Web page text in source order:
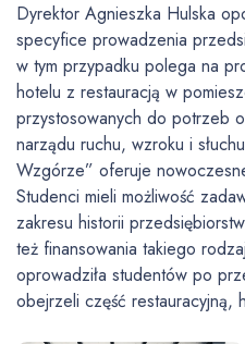
Dyrektor Agnieszka Hulska
specyfice prowadzenia
w tym przypadku polega na
hotelu z restauracją w
przystosowanych do potrzeb
narządu ruchu, wzroku i
Wzgórze” oferuje
Studenci mieli możliwość
zakresu historii
też finansowania takiego
oprowadziła studentów po
obejrzeli część restauracyjną,